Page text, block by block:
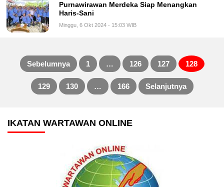
Purnawirawan Merdeka Siap Menangkan
Haris-Sani
Minggu, 6 Okt 2024 - 15:03 WIB
Paginasi
Sebelumnya 1 … 126 127 128
129 130 … 166 Selanjutnya
IKATAN WARTAWAN ONLINE